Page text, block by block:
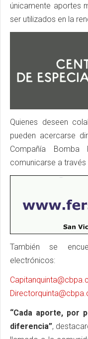
únicamente aportes
ser utilizados en la
Quienes deseen
pueden acercarse
Compañía Bomba
comunicarse a través
También se
electrónicos:
“Cada aporte, por
diferencia”,